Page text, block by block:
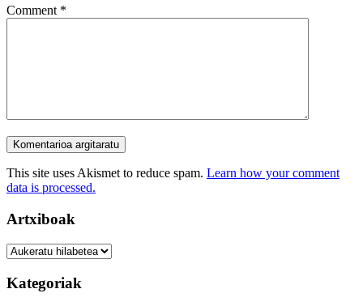
Comment *
This site uses Akismet to reduce spam. Learn how your comment
data is processed.
Artxiboak
Artxiboak
Kategoriak